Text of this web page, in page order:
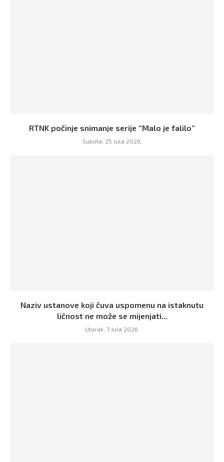
RTNK počinje snimanje serije “Malo je falilo”
Subota, 25 Jula 2026,
Naziv ustanove koji čuva uspomenu na istaknutu
ličnost ne može se mijenjati...
Utorak, 7 Jula 2026,